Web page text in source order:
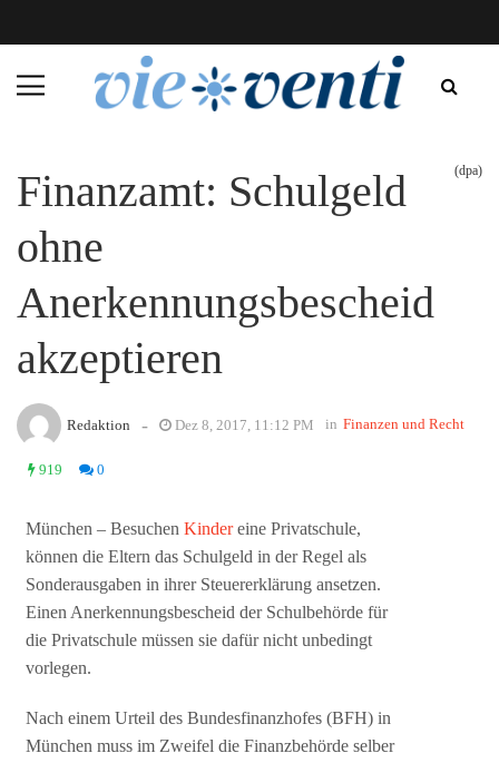
Finanzamt: Schulgeld
ohne
Anerkennungsbescheid
akzeptieren
(dpa)
Redaktion - Dez 8, 2017, 11:12 PM in Finanzen und Recht
919 0
München – BesuchenKindereine Privatschule,
können die Eltern das Schulgeld in der Regel als
Sonderausgaben in ihrer Steuererklärung ansetzen.
Einen Anerkennungsbescheid der Schulbehörde für
die Privatschule müssen sie dafür nicht unbedingt
vorlegen.
Nach einem Urteil des Bundesfinanzhofes (BFH) in
München muss im Zweifel die Finanzbehörde selber